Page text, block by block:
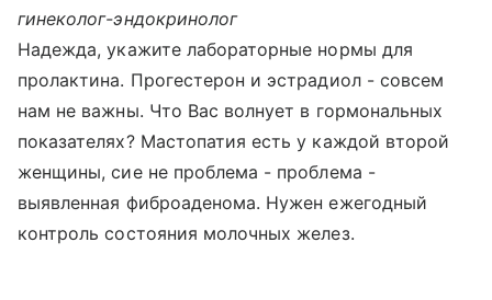
гинеколог-эндокринолог
Надежда, укажите лабораторные нормы для
пролактина. Прогестерон и эстрадиол - совсем
нам не важны. Что Вас волнует в гормональных
показателях? Мастопатия есть у каждой второй
женщины, сие не проблема - проблема -
выявленная фиброаденома. Нужен ежегодный
контроль состояния молочных желез.